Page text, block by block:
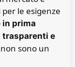
le esigenze
in prima
trasparenti e
sono un